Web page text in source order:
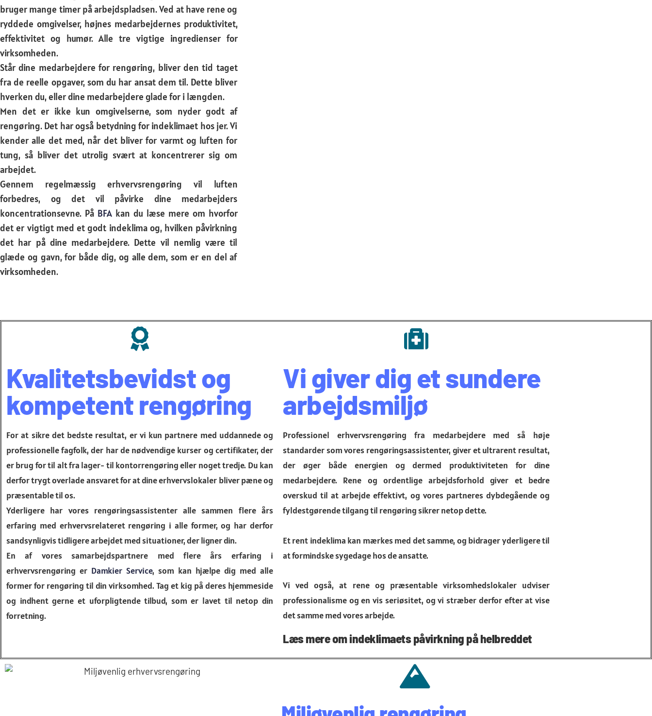
bruger mange timer på arbejdspladsen. Ved at have rene og
ryddede omgivelser, højnes medarbejdernes produktivitet,
effektivitet og humør. Alle tre vigtige ingredienser for
virksomheden.
Står dine medarbejdere for rengøring, bliver den tid taget
fra de reelle opgaver, som du har ansat dem til. Dette bliver
hverken du, eller dine medarbejdere glade for i længden.
Men det er ikke kun omgivelserne, som nyder godt af
rengøring. Det har også betydning for indeklimaet hos jer. Vi
kender alle det med, når det bliver for varmt og luften for
tung, så bliver det utrolig svært at koncentrerer sig om
arbejdet.
Gennem regelmæssig erhvervsrengøring vil luften
forbedres, og det vil påvirke dine medarbejders
koncentrationsevne. PåBFAkan du læse mere om hvorfor
det er vigtigt med et godt indeklima og, hvilken påvirkning
det har på dine medarbejdere. Dette vil nemlig være til
glæde og gavn, for både dig, og alle dem, som er en del af
virksomheden.
Kvalitetsbevidst og
kompetent rengøring
For at sikre det bedste resultat, er vi kun partnere med uddannede og
professionelle fagfolk, der har de nødvendige kurser og certifikater, der
er brug for til alt fra lager- til kontorrengøring eller noget tredje. Du kan
derfor trygt overlade ansvaret for at dine erhvervslokaler bliver pæne og
præsentable til os.
Yderligere har vores rengøringsassistenter alle sammen flere års
erfaring med erhvervsrelateret rengøring i alle former, og har derfor
sandsynligvis tidligere arbejdet med situationer, der ligner din.
En af vores samarbejdspartnere med flere års erfaring i
erhvervsrengøring er Damkier Service, som kan hjælpe dig med alle
former for rengøring til din virksomhed. Tag et kig på deres hjemmeside
og indhent gerne et uforpligtende tilbud, som er lavet til netop din
forretning.
Vi giver dig et sundere
arbejdsmiljø
Professionel erhvervsrengøring fra medarbejdere med så høje
standarder som vores rengøringsassistenter, giver et ultrarent resultat,
der øger både energien og dermed produktiviteten for dine
medarbejdere. Rene og ordentlige arbejdsforhold giver et bedre
overskud til at arbejde effektivt, og vores partneres dybdegående og
fyldestgørende tilgang til rengøring sikrer netop dette.
Et rent indeklima kan mærkes med det samme, og bidrager yderligere til
at formindske sygedage hos de ansatte.
Vi ved også, at rene og præsentable virksomhedslokaler udviser
professionalisme og en vis seriøsitet, og vi stræber derfor efter at vise
det samme med vores arbejde.
Læs mere om indeklimaets påvirkning på helbreddet